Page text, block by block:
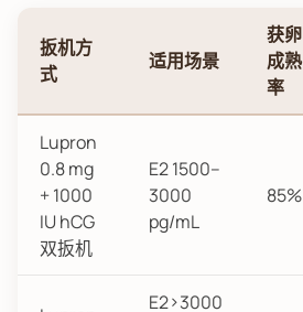
扳机方
式
适用场景
获卵
成熟
率
Lupron
0.8 mg
+ 1000
IU hCG
双扳机
E2 1500–
3000
pg/mL
85%
E2>3000